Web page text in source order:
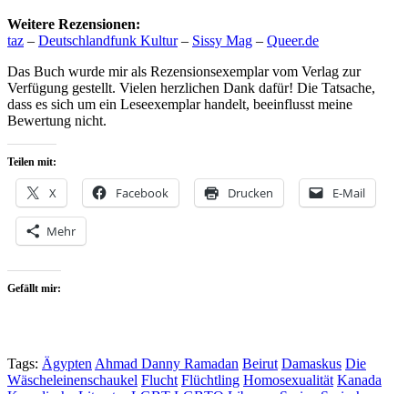
Weitere Rezensionen:
taz – Deutschlandfunk Kultur– Sissy Mag – Queer.de
Das Buch wurde mir als Rezensionsexemplar vom Verlag zur
Verfügung gestellt. Vielen herzlichen Dank dafür! Die Tatsache,
dass es sich um ein Leseexemplar handelt, beeinflusst meine
Bewertung nicht.
Teilen mit:
X Facebook Drucken E-Mail
Mehr
Gefällt mir:
Tags: Ägypten Ahmad Danny Ramadan Beirut Damaskus Die
Wäscheleinenschaukel Flucht Flüchtling Homosexualität Kanada